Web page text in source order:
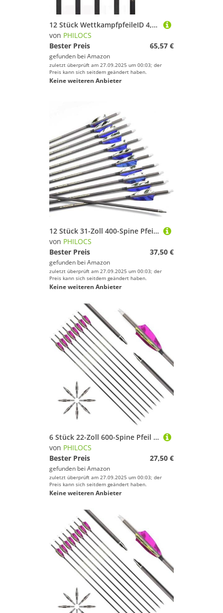
12 Stück WettkampfpfeileID 4,2 mm Spine 300 400 500 600 700 800 900 1000 1100 1200 1300 1400 1500 Gelb Weiß Luftkanäle Vane Pfeil, für Bogenschießen (27inch,Spine 500)
von PHILOCS
Bester Preis
65,57 €
gefunden bei Amazon
zuletzt überprüft am 27.09.2025 um 00:03; der
Preis kann sich seitdem geändert haben.
Keine weiteren Anbieter
12 Stück 31-Zoll 400-Spine Pfeil Abnehmbare Pfeilspitzen Übungspfeil Jagdpfeil Truthahnfedern Pfeilfedern Carbonpfeile Bogenpfeile für Langbogen Recurvebogen Compoundbogen Bogenschießen Camo Blau A2
von PHILOCS
Bester Preis
37,50 €
gefunden bei Amazon
zuletzt überprüft am 27.09.2025 um 00:03; der
Preis kann sich seitdem geändert haben.
Keine weiteren Anbieter
6 Stück 22-Zoll 600-Spine Pfeil Abnehmbare Pfeilspitzen Übungspfeil Jagdpfeil Truthahnfedern Pfeilfedern Carbonpfeile Bogenpfeile für Langbogen Recurvebogen Compoundbogen Bogenschießen Violett A5
von PHILOCS
Bester Preis
27,50 €
gefunden bei Amazon
zuletzt überprüft am 27.09.2025 um 00:03; der
Preis kann sich seitdem geändert haben.
Keine weiteren Anbieter